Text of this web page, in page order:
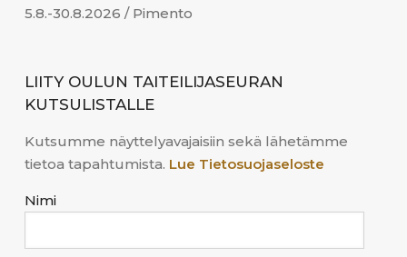
5.8.-30.8.2026 / Pimento
LIITY OULUN TAITEILIJASEURAN
KUTSULISTALLE
Kutsumme näyttelyavajaisiin sekä lähetämme
tietoa tapahtumista. Lue Tietosuojaseloste
Nimi